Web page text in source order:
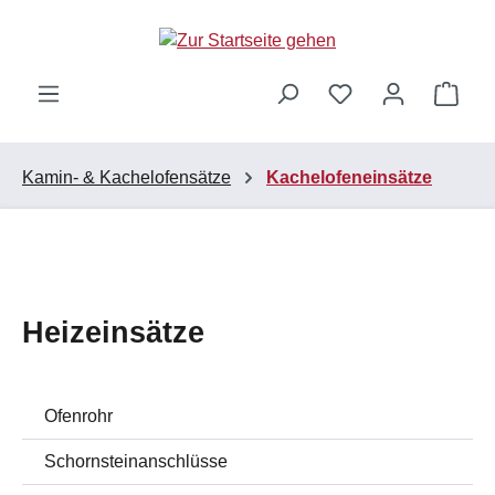
Zum Hauptinhalt springen
Kamin- & Kachelofensätze Kachelofeneinsätze
Heizeinsätze
Ofenrohr
Schornsteinanschlüsse